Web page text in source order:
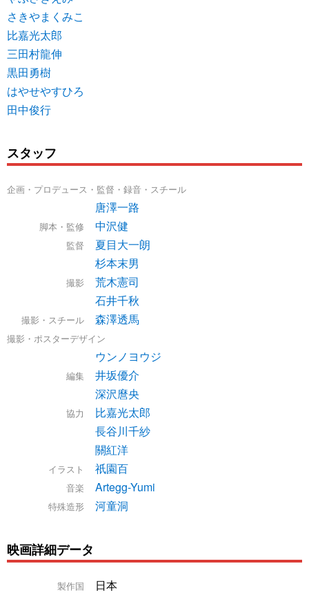
さきやまくみこ
比嘉光太郎
三田村龍伸
黒田勇樹
はやせやすひろ
田中俊行
スタッフ
企画・プロデュース・監督・録音・スチール
唐澤一路
脚本・監修 中沢健
監督
夏目大一朗
杉本末男
撮影
荒木憲司
石井千秋
撮影・スチール 森澤透馬
撮影・ポスターデザイン
ウンノヨウジ
編集
井坂優介
深沢麿央
協力
比嘉光太郎
長谷川千紗
關紅洋
イラスト 祇園百
音楽 Artegg-Yumi
特殊造形 河童洞
映画詳細データ
製作国 日本